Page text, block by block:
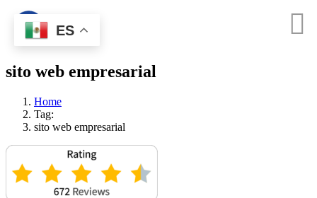
sito web empresarial
Home
Tag:
sito web empresarial
ES